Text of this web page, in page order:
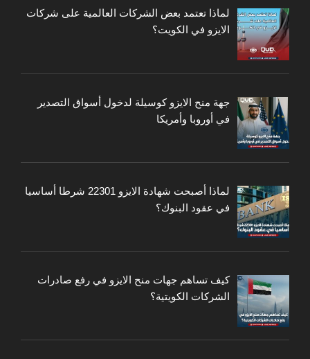
لماذا تعتمد بعض الشركات العالمية على شركات
الايزو في الكويت؟
جهة منح الايزو كوسيلة لدخول أسواق التصدير
في أوروبا وأمريكا
لماذا أصبحت شهادة الايزو 22301 شرطا أساسيا
في عقود البنوك؟
كيف تساهم جهات منح الايزو في رفع صادرات
الشركات الكويتية؟